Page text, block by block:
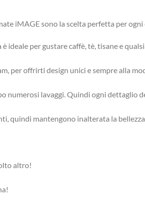
iMAGE sono la scelta perfetta per ogni
ideale per gustare caffè, tè, tisane e
per offrirti design unici e sempre alla
numerosi lavaggi. Quindi ogni dettaglio
quindi mantengono inalterata la
altro!